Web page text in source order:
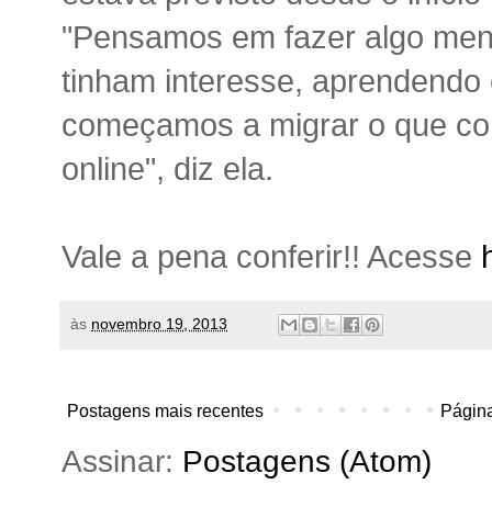
"Pensamos em fazer algo
tinham interesse,
começamos a migrar o que
online", diz ela.
Vale a pena conferir!! Acesse
às novembro 19, 2013
Postagens mais recentes
Assinar: Postagens (Atom)